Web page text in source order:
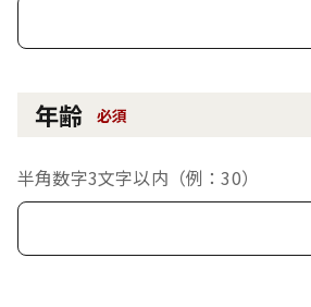
年齢 必須
半角数字3文字以内（例：30）